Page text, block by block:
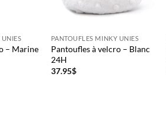
UNIES
– Marine
PANTOUFLES MINKY UNIES
Pantoufles à velcro – Blanc
24H
37.95$